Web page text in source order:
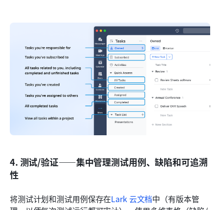
4. 测试/验证——集中管理测试用例、缺陷和可追溯
性
将测试计划和测试用例保存在Lark 云文档中（有版本管